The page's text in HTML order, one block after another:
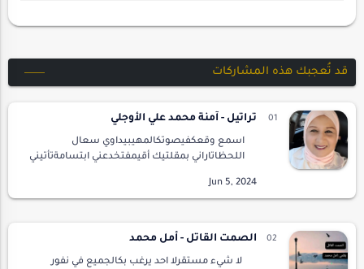
قد تُعجبك هذه المشاركات
تراتيل - آمنة محمد علي الأوجلي
اسمع وقعكفيصوتكالمهيبيداوي سعال
اللحظاتاراني بمقلتيك أقيمفتخدعني ابتسامةتأتيني
قلبي تحبلنيسرابا استحلفك قلبالا يجري عليه حد
الصمت القاتل - أمل محمد
لا شيء مستقرلا احد يرغب بكالجميع في نفور